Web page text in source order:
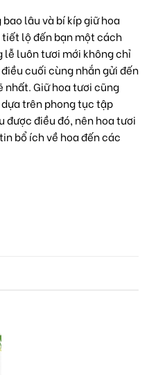
lâu và bí kíp giữ hoa
lộ đến bạn một cách
lễ luôn tươi mới không chỉ
cuối cùng nhắn gửi đến
nhất. Giữ hoa tươi cũng
trên phong tục tập
được điều đó, nên hoa tươi
bổ ích về hoa đến các